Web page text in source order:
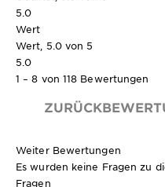
5.0
Wert
Wert, 5.0 von 5
5.0
1 – 8 von 118 Bewertungen
Weiter Bewertungen
Es wurden keine Fragen zu
Fragen